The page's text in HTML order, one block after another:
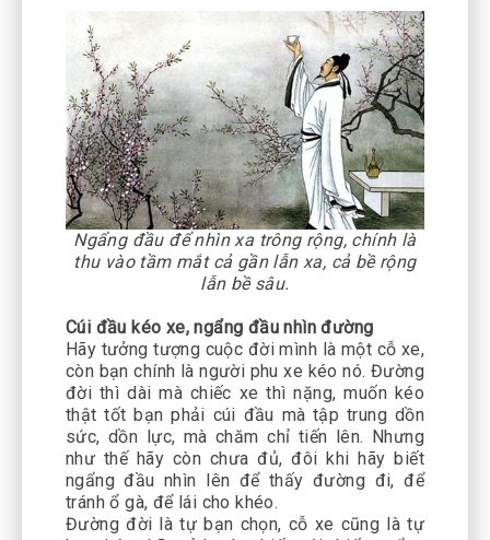
Ngẩng đầu để nhìn xa trông rộng, chính là
thu vào tầm mắt cả gần lẫn xa, cả bề rộng
lẫn bề sâu.
Cúi đầu kéo xe, ngẩng đầu nhìn đường
Hãy tưởng tượng cuộc đời mình là một cỗ xe,
còn bạn chính là người phu xe kéo nó. Đường
đời thì dài mà chiếc xe thì nặng, muốn kéo
thật tốt bạn phải cúi đầu mà tập trung dồn
sức, dồn lực, mà chăm chỉ tiến lên. Nhưng
như thế hãy còn chưa đủ, đôi khi hãy biết
ngẩng đầu nhìn lên để thấy đường đi, để
tránh ổ gà, để lái cho khéo.
Đường đời là tự bạn chọn, cỗ xe cũng là tự